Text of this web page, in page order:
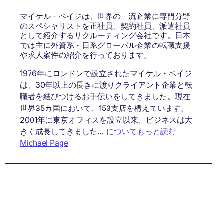
マイケル・ペイジは、世界の一流企業に専門分野
のスペシャリストを正社員、契約社員、派遣社員
として紹介するリクルーティング会社です。日本
では主に外資系・日系グローバル企業の転職支援
や求人案件の紹介を行っております。
1976年にロンドンで設立されたマイケル・ペイジ
は、30年以上の長きに渡りクライアント企業と転
職者を結びつけるお手伝いをしてきました。現在
世界35カ国において、153支店を構えています。
2001年に東京オフィスを設立以来、ビジネスは大
きく成長してきました... についてもっと読む
Michael Page